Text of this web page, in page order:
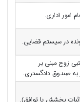
امور اداری.
در سیستم قضایی.
زوج مبنی بر
به صندوق دادگستری.
بخشش یا توافق).